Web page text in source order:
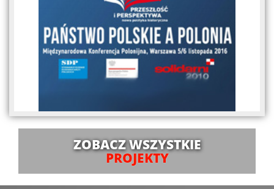
ZOBACZ WSZYSTKIE
PROJEKTY